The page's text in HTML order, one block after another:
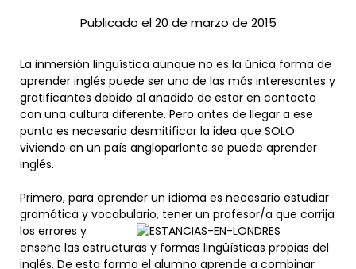
Publicado el 20 de marzo de 2015
La inmersión lingüística aunque no es la única forma de
aprender inglés puede ser una de las más interesantes y
gratificantes debido al añadido de estar en contacto
con una cultura diferente. Pero antes de llegar a ese
punto es necesario desmitificar la idea que SOLO
viviendo en un país angloparlante se puede aprender
inglés.
Primero, para aprender un idioma es necesario estudiar
gramática y vocabulario, tener un profesor/a que corrija
los errores y
enseñe las estructuras y formas lingüísticas propias del
inglés. De esta forma el alumno aprende a combinar